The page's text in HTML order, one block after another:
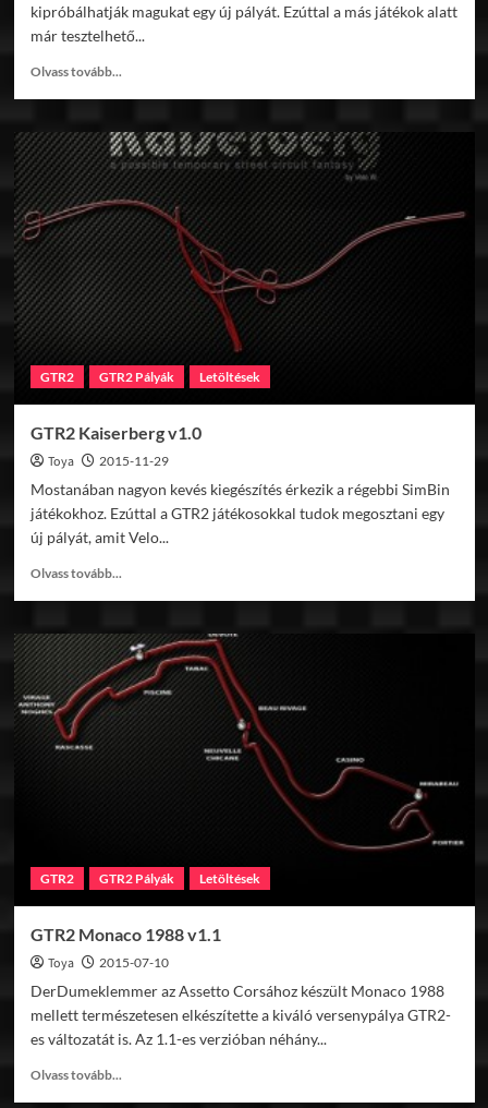
kipróbálhatják magukat egy új pályát. Ezúttal a más játékok alatt
már tesztelhető...
Olvass tovább...
GTR2
Astana
v1.0
GTR2 GTR2 Pályák Letöltések
GTR2 Kaiserberg v1.0
Toya 2015-11-29
Mostanában nagyon kevés kiegészítés érkezik a régebbi SimBin
játékokhoz. Ezúttal a GTR2 játékosokkal tudok megosztani egy
új pályát, amit Velo...
Olvass tovább...
GTR2
Kaiserberg
v1.0
GTR2 GTR2 Pályák Letöltések
GTR2 Monaco 1988 v1.1
Toya 2015-07-10
DerDumeklemmer az Assetto Corsához készült Monaco 1988
mellett természetesen elkészítette a kiváló versenypálya GTR2-
es változatát is. Az 1.1-es verzióban néhány...
Olvass tovább...